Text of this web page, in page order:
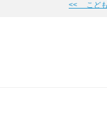
<< こども